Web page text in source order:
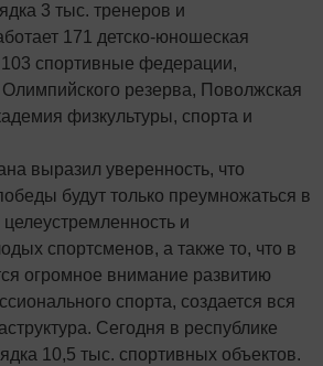
3 тыс. тренеров и
171 детско-юношеская
спортивные федерации,
резерва, Поволжская
физкультуры, спорта и
выразил уверенность, что
будут только преумножаться в
и
спортсменов, а также то, что в
огромное внимание развитию
спорта, создается вся
Сегодня в республике
10,5 тыс. спортивных объектов.